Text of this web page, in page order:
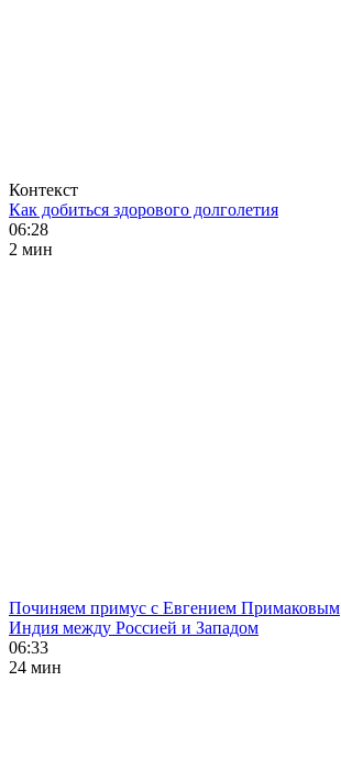
Контекст
Как добиться здорового долголетия
06:28
2 мин
Починяем примус с Евгением Примаковым
Индия между Россией и Западом
06:33
24 мин